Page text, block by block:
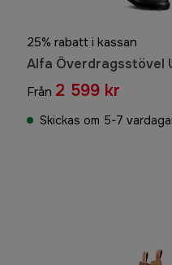
25% rabatt i kassan
Alfa Överdragsstövel
Från 2 599 kr
Skickas om 5-7